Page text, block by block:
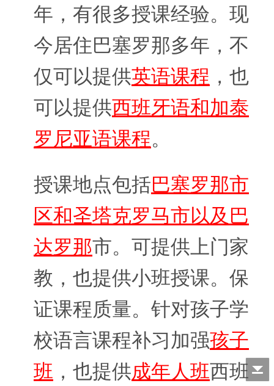
年，有很多授课经验。现
今居住巴塞罗那多年，不
仅可以提供英语课程 ，也
可以提供西班牙语和加泰
罗尼亚语课程。
授课地点包括巴塞罗那市
区和圣塔克罗马市以及巴
达罗那市。可提供上门家
教，也提供小班授课。保
证课程质量。针对孩子学
校语言课程补习加强孩子
班 ，也提供成年人班西班